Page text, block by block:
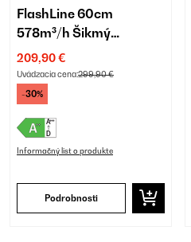
FlashLine 60cm
578m³/h Šikmý
Digestor
Biela/Strieborná
209,90 €
Uvádzacia cena:299,90 €
-30%
Informačný list o produkte
Podrobnosti